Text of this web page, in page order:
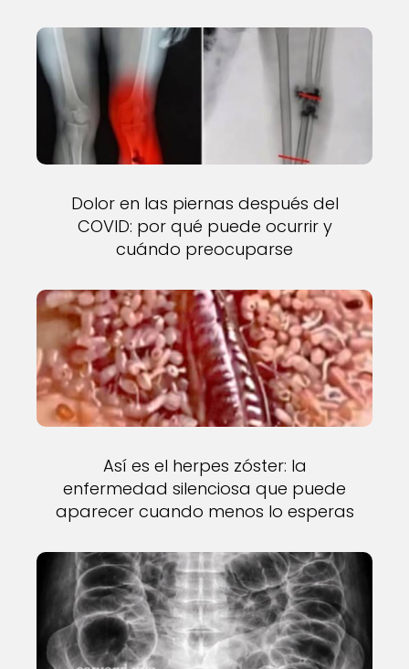
Dolor en las piernas después del
COVID: por qué puede ocurrir y
cuándo preocuparse
Así es el herpes zóster: la
enfermedad silenciosa que puede
aparecer cuando menos lo esperas